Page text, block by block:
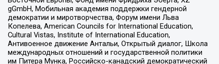
gGmbH, Мобильная академия поддержки гендерной
демократии и миротворчества, Форум имени Льва
Копелева, American Councils for International Education,
Cultural Vistas, Institute of International Education,
Антивоенное движение Антальи, Открытый диалог, Школа
международных отношений и государственной политики
им Питера Мунка, Российско-канадский демократический